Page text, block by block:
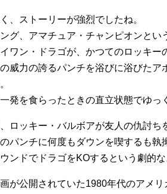
、ストーリーが強烈でしたね。
グ、アマチュア・チャンピオンと
ワン・ドラゴが、かつてのロッキー
威力の誇るパンチを浴びに浴びたア
発を食らったときの直立状態でゆっ
ロッキー・バルボアが友人の仇討ち
パンチに何度もダウンを喫するも執
ンドでドラゴをKOするという劇的
が公開されていた1980年代のアメリ